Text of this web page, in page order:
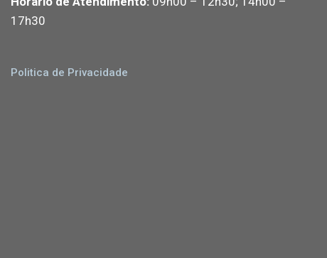
17h30
Politica de Privacidade